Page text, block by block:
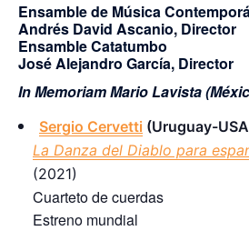
Ensamble de Música
Andrés David Ascanio, Director
Ensamble Catatumbo
José Alejandro García, Director
In Memoriam Mario Lavista
Sergio Cervetti (Uruguay-
La Danza del Diablo para
(2021)
Cuarteto de cuerdas
Estreno mundial